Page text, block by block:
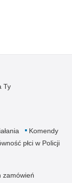
Ty
Komendy
płci w Policji
zamówień